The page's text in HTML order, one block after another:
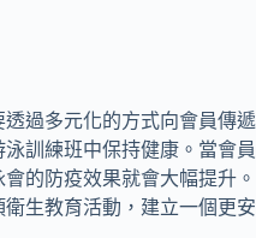
過多元化的方式向會員傳遞
訓練班中保持健康。當會員
的防疫效果就會大幅提升。
生教育活動，建立一個更安